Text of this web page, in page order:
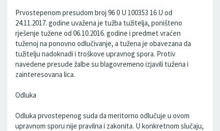
Prvostepenom presudom broj 96 0 U 100353 16 U od
24.11.2017. godine uvažena je tužba tužitelja, poništeno
rješenje tužene od 06.10.2016. godine i predmet vraćen
tuženoj na ponovno odlučivanje, a tužena je obavezana da
tužitelju nadoknadi i troškove upravnog spora. Protiv
navedene presude žalbe su blagovremeno izjavili tužena i
zainteresovana lica.
Odluka
Odluka prvostepenog suda da meritorno odlučuje u ovom
upravnom sporu nije pravilna i zakonita. U konkretnom slučaju,